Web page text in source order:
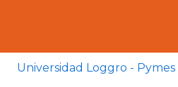
Universidad Loggro - Pymes